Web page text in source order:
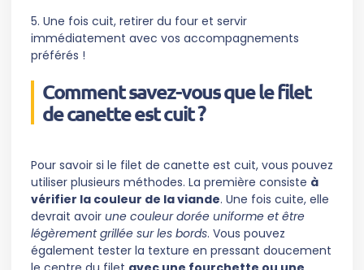
5. Une fois cuit, retirer du four et servir
immédiatement avec vos accompagnements
préférés !
Comment savez-vous que le filet
de canette est cuit ?
Pour savoir si le filet de canette est cuit, vous pouvez
utiliser plusieurs méthodes. La première consiste à
vérifier la couleur de la viande. Une fois cuite, elle
devrait avoir une couleur dorée uniforme et être
légèrement grillée sur les bords. Vous pouvez
également tester la texture en pressant doucement